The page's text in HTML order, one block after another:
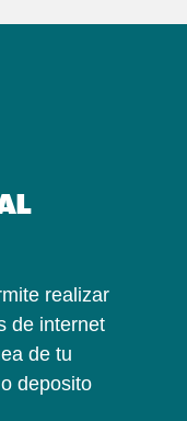
realizar
de internet
de tu
deposito